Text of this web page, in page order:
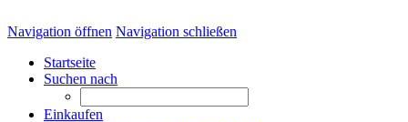
Navigation öffnen Navigation schließen
Startseite
Suchen nach
Einkaufen